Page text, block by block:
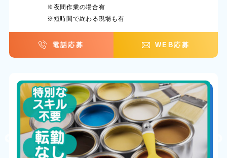
※夜間作業の場合有
※短時間で終わる現場も有
電話応募 WEB応募